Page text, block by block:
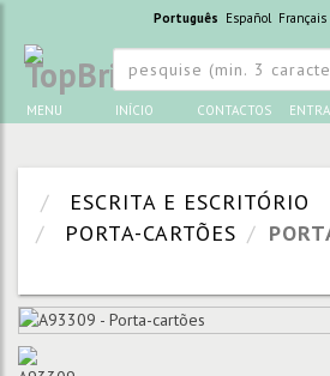
Português Español Français
MENU INÍCIO CONTACTOS
ESCRITA E ESCRITÓRIO
PORTA-CARTÕES